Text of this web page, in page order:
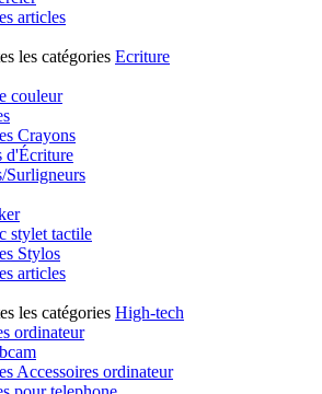
articles
les catégories Ecriture
couleur
Crayons
d'Écriture
Surligneurs
stylet tactile
Stylos
articles
les catégories High-tech
ordinateur
Accessoires ordinateur